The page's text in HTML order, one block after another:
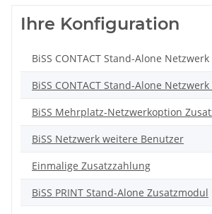
Ihre Konfiguration
BiSS CONTACT Stand-Alone Netzwerk
BiSS CONTACT Stand-Alone
BiSS Mehrplatz-Netzwerkoption
BiSS Netzwerk weitere Benutzer
Einmalige Zusatzzahlung
BiSS PRINT Stand-Alone Zusatzmodul